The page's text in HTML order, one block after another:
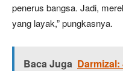
penerus bangsa. Jadi,
yang layak,” pungkasnya.
Baca Juga